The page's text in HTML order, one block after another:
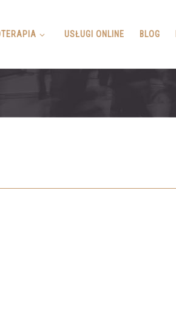
USŁUGI ONLINE BLOG